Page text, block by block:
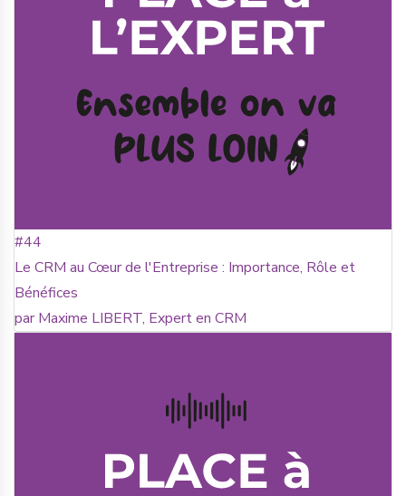
#44
Le CRM au Cœur de l'Entreprise : Importance, Rôle et
Bénéfices
par Maxime LIBERT, Expert en CRM